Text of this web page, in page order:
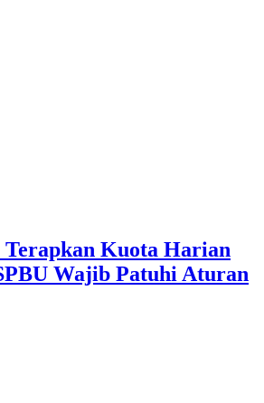
Terapkan Kuota Harian
Wajib Patuhi Aturan